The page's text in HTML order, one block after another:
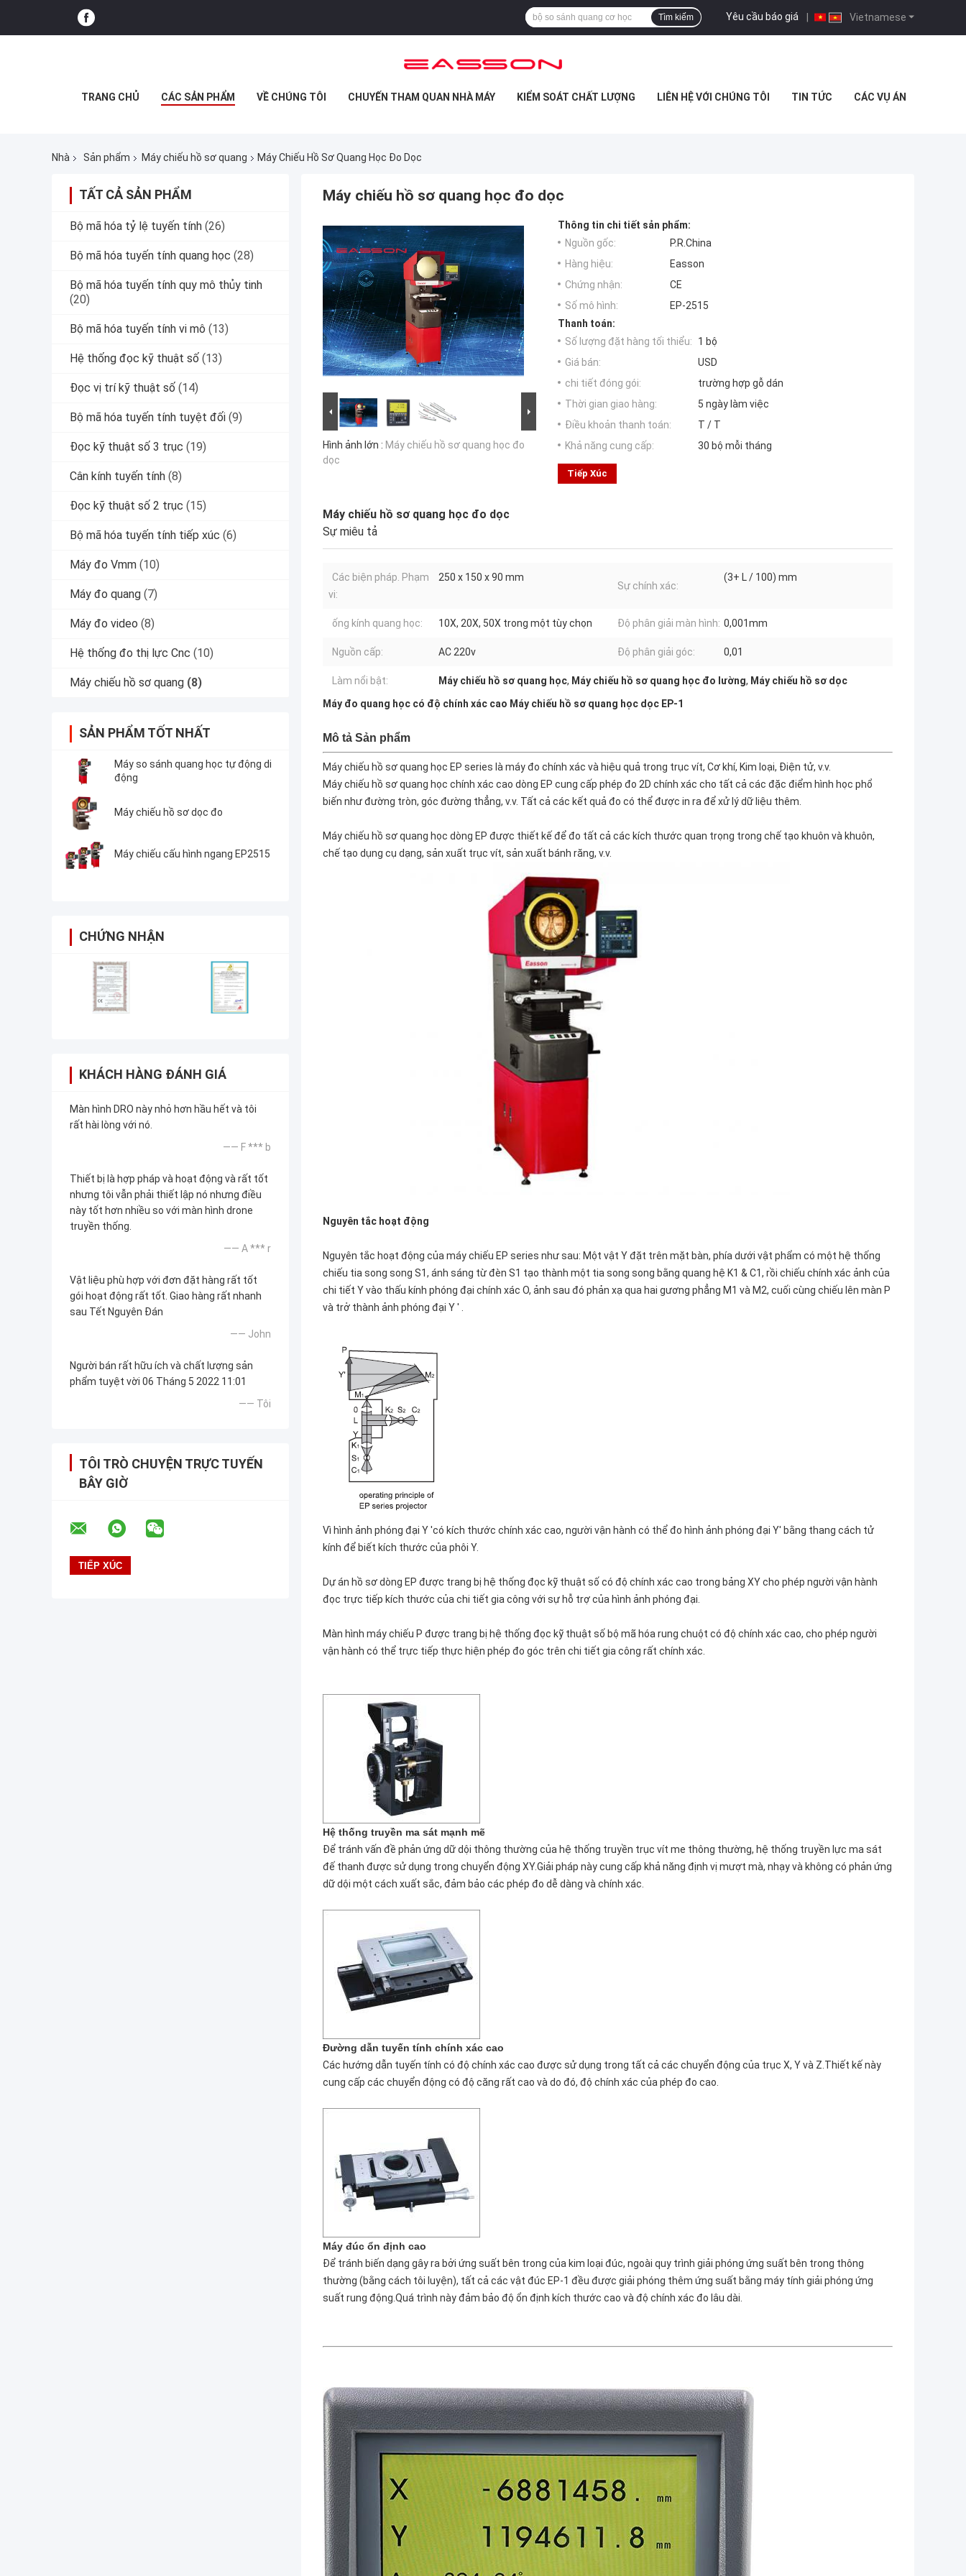
Vietnamese
Yêu cầu báo giá |
Tìm kiếm
TRANG CHỦ CÁC SẢN PHẨM VỀ CHÚNG TÔI CHUYẾN THAM QUAN NHÀ MÁY KIỂM SOÁT CHẤT LƯỢNG LIÊN HỆ VỚI CHÚNG TÔI TIN TỨC CÁC VỤ ÁN
Nhà Sản phẩm Máy chiếu hồ sơ quang Máy Chiếu Hồ Sơ Quang Học Đo Dọc
TẤT CẢ SẢN PHẨM
Bộ mã hóa tỷ lệ tuyến tính (26)
Bộ mã hóa tuyến tính quang học (28)
Bộ mã hóa tuyến tính quy mô thủy tinh
(20)
Bộ mã hóa tuyến tính vi mô (13)
Hệ thống đọc kỹ thuật số (13)
Đọc vị trí kỹ thuật số (14)
Bộ mã hóa tuyến tính tuyệt đối (9)
Đọc kỹ thuật số 3 trục (19)
Cân kính tuyến tính (8)
Đọc kỹ thuật số 2 trục (15)
Bộ mã hóa tuyến tính tiếp xúc (6)
Máy đo Vmm (10)
Máy đo quang (7)
Máy đo video (8)
Hệ thống đo thị lực Cnc (10)
Máy chiếu hồ sơ quang (8)
SẢN PHẨM TỐT NHẤT
Máy so sánh quang học tự động di
động
Máy chiếu hồ sơ dọc đo
Máy chiếu cấu hình ngang EP2515
CHỨNG NHẬN
KHÁCH HÀNG ĐÁNH GIÁ
Màn hình DRO này nhỏ hơn hầu hết và tôi
rất hài lòng với nó.
—— F *** b
Thiết bị là hợp pháp và hoạt động và rất tốt
nhưng tôi vẫn phải thiết lập nó nhưng điều
này tốt hơn nhiều so với màn hình drone
truyền thống.
—— A *** r
Vật liệu phù hợp với đơn đặt hàng rất tốt
gói hoạt động rất tốt. Giao hàng rất nhanh
sau Tết Nguyên Đán
—— John
Người bán rất hữu ích và chất lượng sản
phẩm tuyệt vời 06 Tháng 5 2022 11:01
—— Tôi
TÔI TRÒ CHUYỆN TRỰC TUYẾN
BÂY GIỜ
Máy chiếu hồ sơ quang học đo dọc
Hình ảnh lớn : Máy chiếu hồ sơ quang học đo
dọc
Thông tin chi tiết sản phẩm:
Nguồn gốc:
P.R.China
Hàng hiệu:
Easson
Chứng nhận:
CE
Số mô hình:
EP-2515
Thanh toán:
Số lượng đặt hàng tối thiểu:
1 bộ
Giá bán:
USD
chi tiết đóng gói:
trường hợp gỗ dán
Thời gian giao hàng:
5 ngày làm việc
Điều khoản thanh toán:
T / T
Khả năng cung cấp:
30 bộ mỗi tháng
Tiếp Xúc
Máy chiếu hồ sơ quang học đo dọc
Sự miêu tả
Các biện pháp. Phạm
vi:
250 x 150 x 90 mm
Sự chính xác:
(3+ L / 100) mm
ống kính quang học: 10X, 20X, 50X trong một tùy chọn Độ phân giải màn hình: 0,001mm
Nguồn cấp: AC 220v Độ phân giải góc: 0,01
Làm nổi bật: Máy chiếu hồ sơ quang học, Máy chiếu hồ sơ quang học đo lường, Máy chiếu hồ sơ dọc
Máy đo quang học có độ chính xác cao Máy chiếu hồ sơ quang học dọc EP-1
Mô tả Sản phẩm
Máy chiếu hồ sơ quang học EP series là máy đo chính xác và hiệu quả trong trục vít, Cơ khí, Kim loại, Điện tử, v.v.
Máy chiếu hồ sơ quang học chính xác cao dòng EP cung cấp phép đo 2D chính xác cho tất cả các đặc điểm hình học phổ
biến như đường tròn, góc đường thẳng, v.v. Tất cả các kết quả đo có thể được in ra để xử lý dữ liệu thêm.
Máy chiếu hồ sơ quang học dòng EP được thiết kế để đo tất cả các kích thước quan trọng trong chế tạo khuôn và khuôn,
chế tạo dụng cụ dạng, sản xuất trục vít, sản xuất bánh răng, v.v.
Nguyên tắc hoạt động
Nguyên tắc hoạt động của máy chiếu EP series như sau: Một vật Y đặt trên mặt bàn, phía dưới vật phẩm có một hệ thống
chiếu tia song song S1, ánh sáng từ đèn S1 tạo thành một tia song song bằng quang hệ K1 & C1, rồi chiếu chính xác ảnh của
chi tiết Y vào thấu kính phóng đại chính xác O, ảnh sau đó phản xạ qua hai gương phẳng M1 và M2, cuối cùng chiếu lên màn P
và trở thành ảnh phóng đại Y ' .
Vì hình ảnh phóng đại Y 'có kích thước chính xác cao, người vận hành có thể đo hình ảnh phóng đại Y' bằng thang cách tử
kính để biết kích thước của phôi Y.
Dự án hồ sơ dòng EP được trang bị hệ thống đọc kỹ thuật số có độ chính xác cao trong bảng XY cho phép người vận hành
đọc trực tiếp kích thước của chi tiết gia công với sự hỗ trợ của hình ảnh phóng đại.
Màn hình máy chiếu P được trang bị hệ thống đọc kỹ thuật số bộ mã hóa rung chuột có độ chính xác cao, cho phép người
vận hành có thể trực tiếp thực hiện phép đo góc trên chi tiết gia công rất chính xác.
Hệ thống truyền ma sát mạnh mẽ
Để tránh vấn đề phản ứng dữ dội thông thường của hệ thống truyền trục vít me thông thường, hệ thống truyền lực ma sát
đế thanh được sử dụng trong chuyển động XY.Giải pháp này cung cấp khả năng định vị mượt mà, nhạy và không có phản ứng
dữ dội một cách xuất sắc, đảm bảo các phép đo dễ dàng và chính xác.
Đường dẫn tuyến tính chính xác cao
Các hướng dẫn tuyến tính có độ chính xác cao được sử dụng trong tất cả các chuyển động của trục X, Y và Z.Thiết kế này
cung cấp các chuyển động có độ căng rất cao và do đó, độ chính xác của phép đo cao.
Máy đúc ổn định cao
Để tránh biến dạng gây ra bởi ứng suất bên trong của kim loại đúc, ngoài quy trình giải phóng ứng suất bên trong thông
thường (bằng cách tôi luyện), tất cả các vật đúc EP-1 đều được giải phóng thêm ứng suất bằng máy tính giải phóng ứng
suất rung động.Quá trình này đảm bảo độ ổn định kích thước cao và độ chính xác đo lâu dài.